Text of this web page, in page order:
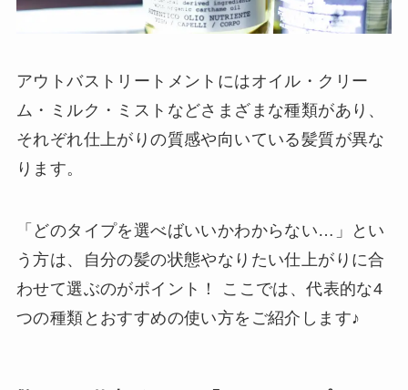
アウトバストリートメントにはオイル・クリー
ム・ミルク・ミストなどさまざまな種類があり、
それぞれ仕上がりの質感や向いている髪質が異な
ります。
「どのタイプを選べばいいかわからない…」とい
う方は、自分の髪の状態やなりたい仕上がりに合
わせて選ぶのがポイント！ ここでは、代表的な4
つの種類とおすすめの使い方をご紹介します♪